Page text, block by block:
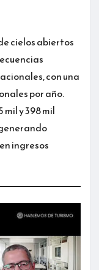
cielos abiertos
con una
por año.
y 398 mil
ingresos